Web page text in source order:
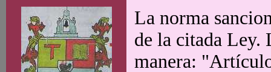
La norma
de la citada Ley.
manera: